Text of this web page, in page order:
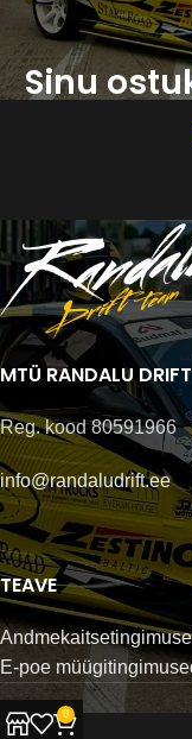
Sinu
MTÜ RANDALU
Reg. kood 80591966
info@randaludrift.ee
TEAVE
E-poe
0